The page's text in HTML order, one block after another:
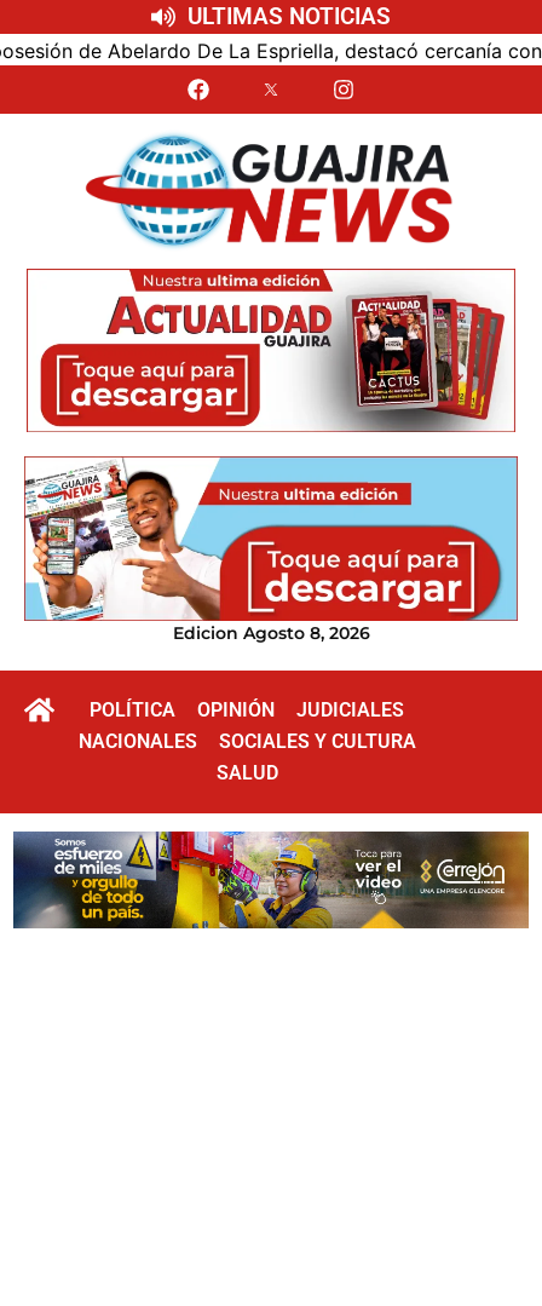
ULTIMAS NOTICIAS
de Abelardo De La Espriella, destacó cercanía con el
Edicion Agosto 8, 2026
POLÍTICA OPINIÓN
JUDICIALES
NACIONALES
SOCIALES Y CULTURA
SALUD